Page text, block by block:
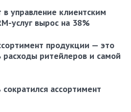
в управление клиентским
услуг вырос на 38%
продукции — это
расходы ритейлеров и самой
ассортимент